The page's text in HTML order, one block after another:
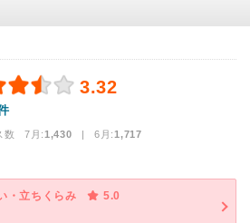
3.32
数 7月:1,430 | 6月:1,717
・立ちくらみ
5.0